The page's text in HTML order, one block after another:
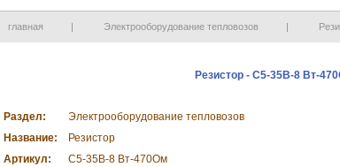
главная | Электрооборудование тепловозов |
Резистор - С5-35В-8 Вт-
Раздел:
Электрооборудование тепловозов
Название:
Резистор
Артикул:
С5-35В-8 Вт-470Ом